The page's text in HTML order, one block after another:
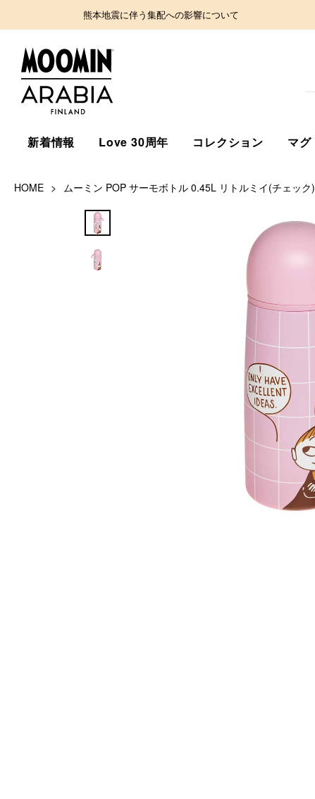
熊本地震に伴う集配への影響について
新着情報 Love 30周年 コレクション マグ
HOME ムーミン POP サーモボトル 0.45L リトルミイ(チェック)